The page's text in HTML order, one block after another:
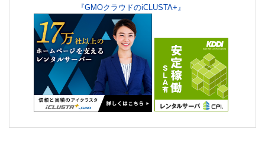
『GMOクラウドのiCLUSTA+』